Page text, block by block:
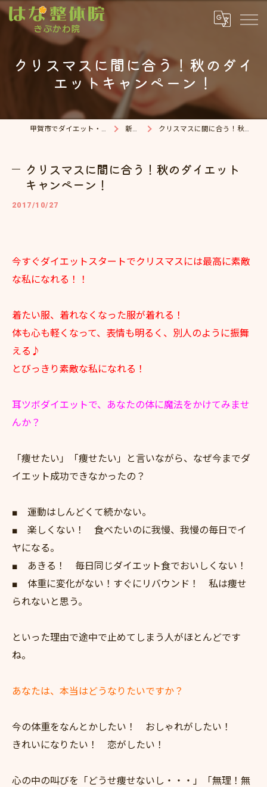
クリスマスに間に合う！秋のダイ
エットキャンペーン！
甲賀市でダイエット・整体院ならはな整体院 新着情報 クリスマスに間に合う！秋のダイエットキャンペーン！
クリスマスに間に合う！秋のダイエット
キャンペーン！
2017/10/27
今すぐダイエットスタートでクリスマスには最高に素敵
な私になれる！！
着たい服、着れなくなった服が着れる！
体も心も軽くなって、表情も明るく、別人のように振舞
える♪
とびっきり素敵な私になれる！
耳ツボダイエットで、あなたの体に魔法をかけてみませ
んか？
「痩せたい」「痩せたい」と言いながら、なぜ今までダ
イエット成功できなかったの？
■ 運動はしんどくて続かない。
■ 楽しくない！ 食べたいのに我慢、我慢の毎日でイ
ヤになる。
■ あきる！ 毎日同じダイエット食でおいしくない！
■ 体重に変化がない！すぐにリバウンド！ 私は痩せ
られないと思う。
といった理由で途中で止めてしまう人がほとんどです
ね。
あなたは、本当はどうなりたいですか？
今の体重をなんとかしたい！ おしゃれがしたい！
きれいになりたい！ 恋がしたい！
心の中の叫びを「どうせ痩せないし・・・」「無理！無